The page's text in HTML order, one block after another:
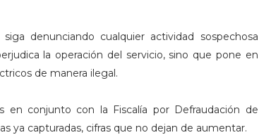
denunciando cualquier actividad sospechosa
la operación del servicio, sino que pone en
de manera ilegal.
en conjunto con la Fiscalía por Defraudación de
ya capturadas, cifras que no dejan de aumentar.